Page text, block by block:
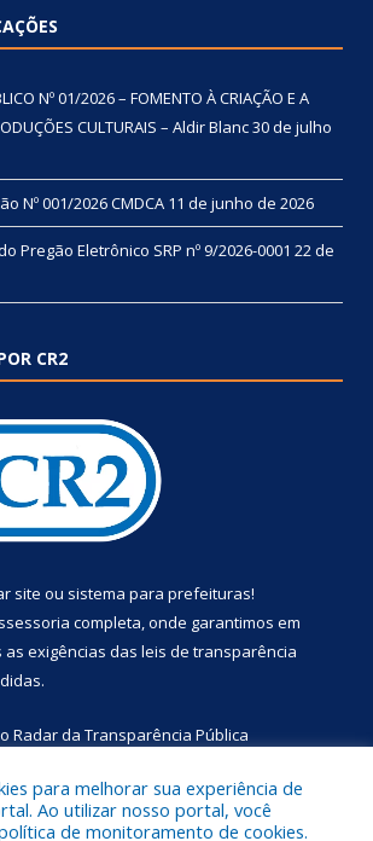
Nº 01/2026 – FOMENTO À CRIAÇÃO E A
CULTURAIS – Aldir Blanc30 de julho
Nº 001/2026 CMDCA 11 de junho de 2026
Pregão Eletrônico SRP nº 9/2026-0001 22 de
CR2
site ou sistema para prefeituras!
completa, onde garantimos em
exigências das leis de transparência
Radar da Transparência Pública
para melhorar sua experiência de
Ao utilizar nosso portal, você
de monitoramento de cookies.